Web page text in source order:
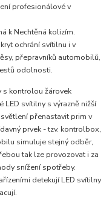
profesionálové v
k Nechtěná kolizím.
ochrání svítilnu i v
přepravníků automobilů,
odolnosti.
s kontrolou žárovek
svítilny s výrazně nižší
přenastavit prim v
prvek - tzv. kontrolbox,
simuluje stejný odběr,
tak lze provozovat i za
snížení spotřeby.
detekují LED svítilny